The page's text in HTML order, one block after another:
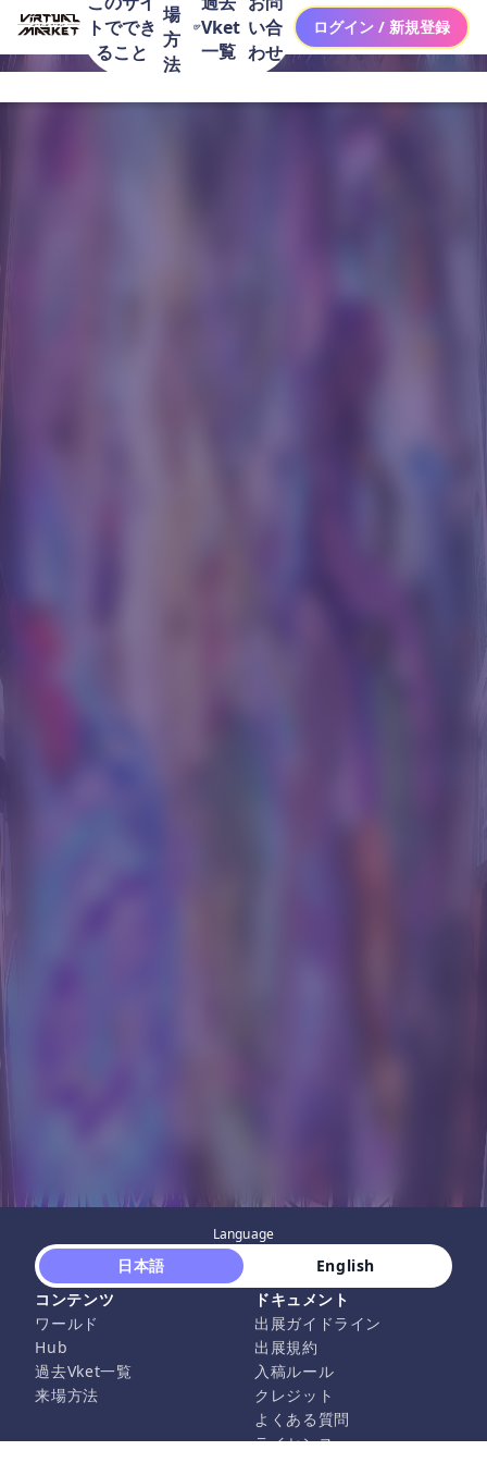
トででき
ること
場
方
法
Vket
一覧
い合
わせ
ログイン / 新規登録
Language
日本語
English
コンテンツ
ワールド
Hub
過去Vket一覧
来場方法
ドキュメント
出展ガイドライン
出展規約
入稿ルール
クレジット
よくある質問
ライセンス